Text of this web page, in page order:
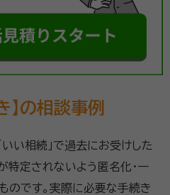
】の相談事例
い相続」で過去にお受けした
特定されないよう匿名化・一
のです。実際に必要な手続き